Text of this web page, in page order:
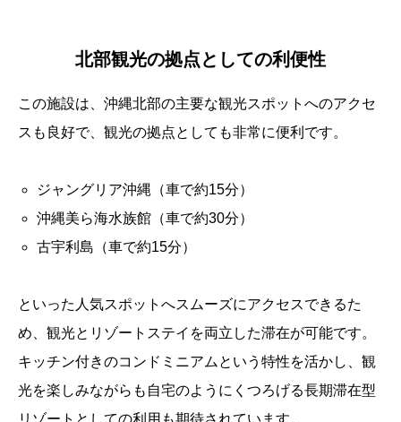
北部観光の拠点としての利便性
この施設は、沖縄北部の主要な観光スポットへのアクセ
スも良好で、観光の拠点としても非常に便利です。
ジャングリア沖縄（車で約15分）
沖縄美ら海水族館（車で約30分）
古宇利島（車で約15分）
といった人気スポットへスムーズにアクセスできるた
め、観光とリゾートステイを両立した滞在が可能です。
キッチン付きのコンドミニアムという特性を活かし、観
光を楽しみながらも自宅のようにくつろげる長期滞在型
リゾートとしての利用も期待されています。